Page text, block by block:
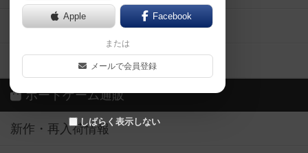
Apple Facebook
または
メールで会員登録
しばらく表示しない
ボードゲーム業界コラム
ボドゲーマご利用案内
ボードゲーム通販
新作・再入荷情報